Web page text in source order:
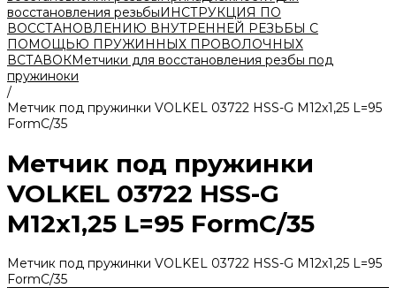
восстановления резьбыИНСТРУКЦИЯ ПО
ВОССТАНОВЛЕНИЮ ВНУТРЕННЕЙ РЕЗЬБЫ С
ПОМОЩЬЮ ПРУЖИННЫХ ПРОВОЛОЧНЫХ
ВСТАВОКМетчики для восстановления резбы под
пружиноки
/
Метчик под пружинки VOLKEL 03722 HSS-G M12x1,25 L=95
FormC/35
Метчик под пружинки
VOLKEL 03722 HSS-G
M12x1,25 L=95 FormC/35
Метчик под пружинки VOLKEL 03722 HSS-G M12x1,25 L=95
FormC/35